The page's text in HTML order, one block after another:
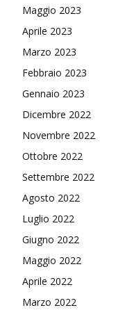
Maggio 2023
Aprile 2023
Marzo 2023
Febbraio 2023
Gennaio 2023
Dicembre 2022
Novembre 2022
Ottobre 2022
Settembre 2022
Agosto 2022
Luglio 2022
Giugno 2022
Maggio 2022
Aprile 2022
Marzo 2022